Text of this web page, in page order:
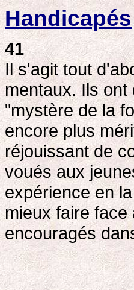
Handicapés
41
Il s'agit tout
mentaux. Ils
"mystère de la
encore plus
réjouissant de
voués aux
expérience en
mieux faire face
encouragés